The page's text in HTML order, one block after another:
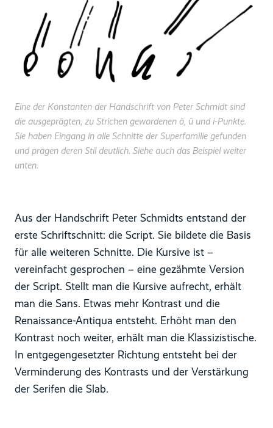
Eine der Konstanten der Handschrift von Peter Schmidt sind
die ausgeprägten, zu Strichen gewordenen ö, ü und i-Punkte.
Sie haben Eingang in alle Schnitte der Superfamilie gefunden
und prägen deren Stil deutlich. Siehe auch das Beispiel weiter
unten.
Aus der Handschrift Peter Schmidts entstand der
erste Schriftschnitt: die Script. Sie bildete die Basis
für alle weiteren Schnitte. Die Kursive ist –
vereinfacht gesprochen – eine gezähmte Version
der Script. Stellt man die Kursive aufrecht, erhält
man die Sans. Etwas mehr Kontrast und die
Renaissance-Antiqua entsteht. Erhöht man den
Kontrast noch weiter, erhält man die Klassizistische.
In entgegengesetzter Richtung entsteht bei der
Verminderung des Kontrasts und der Verstärkung
der Serifen die Slab.